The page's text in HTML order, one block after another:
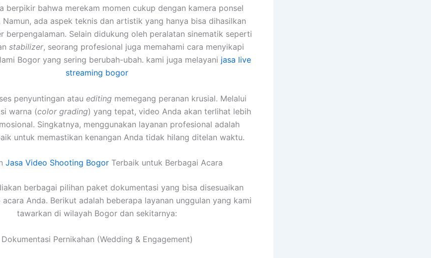
berpikir bahwa merekam momen cukup dengan kamera ponsel
ada aspek teknis dan artistik yang hanya bisa dihasilkan
berpengalaman. Selain didukung oleh peralatan sinematik seperti
stabilizer, seorang profesional juga memahami cara menyikapi
Bogor yang sering berubah-ubah. kami juga melayani jasa live
streaming bogor
penyuntingan atau editing memegang peranan krusial. Melalui
warna (color grading) yang tepat, video Anda akan terlihat lebih
Singkatnya, menggunakan layanan profesional adalah
untuk memastikan kenangan Anda tidak hilang ditelan waktu.
Jasa Video Shooting BogorTerbaik untuk Berbagai Acara
berbagai pilihan paket dokumentasi yang bisa disesuaikan
acara Anda. Berikut adalah beberapa layanan unggulan yang kami
tawarkan di wilayah Bogor dan sekitarnya:
Dokumentasi Pernikahan (Wedding & Engagement)